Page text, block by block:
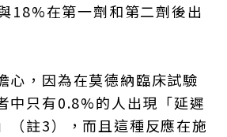
18%在第一劑和第二劑後出
心，因為在莫德納臨床試驗
中只有0.8%的人出現「延遲
（註3），而且這種反應在施